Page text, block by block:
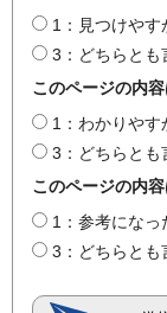
1：見つけやす
3：どちらとも
このページの内
1：わかりやす
3：どちらとも
このページの内
1：参考になっ
3：どちらとも